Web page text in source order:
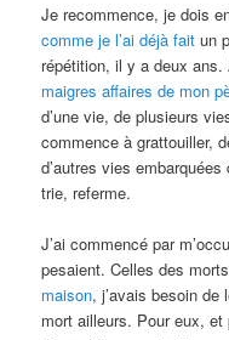
Je recommence, je dois
comme je l’ai déjà faitun
répétition, il y a deux
maigres affaires de mon
d’une vie, de plusieurs
commence à grattouiller,
d’autres vies
trie, referme.
J’ai commencé par
pesaient. Celles des
maison, j’avais besoin de
mort ailleurs. Pour eux,